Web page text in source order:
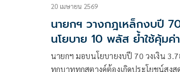
20 เมษายน 2569
นายกฯ วางกฎเหล็กงบปี
นโยบาย 10 พลัส ย้ำใช้คุ้มค่
นายกฯ มอบนโยบายงบปี 70 วงเงิน
ทุกบาททุกสตางค์ต้องเกิดประโยชน์สูงสุ